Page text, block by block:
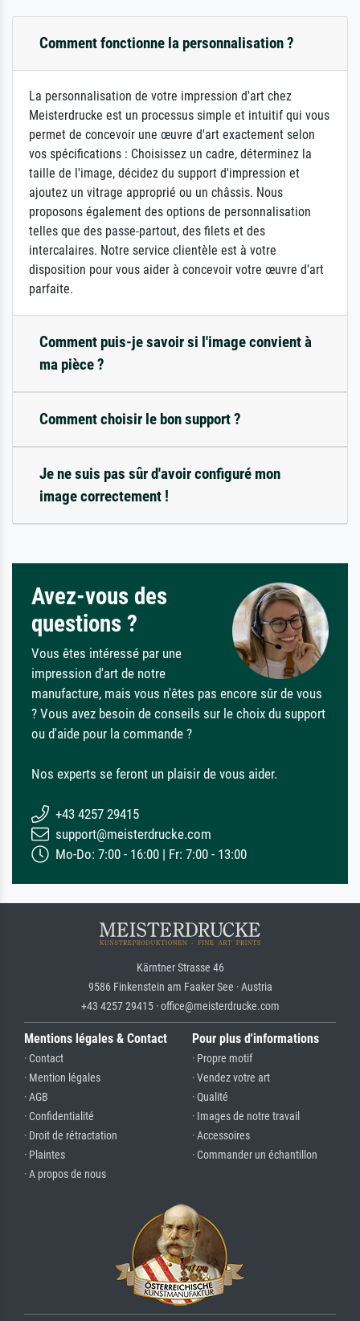
Comment fonctionne la personnalisation ?
La personnalisation de votre impression d'art chez
Meisterdrucke est un processus simple et intuitif qui vous
permet de concevoir une œuvre d'art exactement selon
vos spécifications : Choisissez un cadre, déterminez la
taille de l'image, décidez du support d'impression et
ajoutez un vitrage approprié ou un châssis. Nous
proposons également des options de personnalisation
telles que des passe-partout, des filets et des
intercalaires. Notre service clientèle est à votre
disposition pour vous aider à concevoir votre œuvre d'art
parfaite.
Comment puis-je savoir si l'image convient à
ma pièce ?
Comment choisir le bon support ?
Je ne suis pas sûr d'avoir configuré mon
image correctement !
Avez-vous des
questions ?
Vous êtes intéressé par une
impression d'art de notre
manufacture, mais vous n'êtes pas encore sûr de vous
? Vous avez besoin de conseils sur le choix du support
ou d'aide pour la commande ?
Nos experts se feront un plaisir de vous aider.
+43 4257 29415
support@meisterdrucke.com
Mo-Do: 7:00 - 16:00 | Fr: 7:00 - 13:00
Kärntner Strasse 46
9586 Finkenstein am Faaker See · Austria
+43 4257 29415 · office@meisterdrucke.com
Mentions légales & Contact
· Contact
· Mention légales
· AGB
· Confidentialité
· Droit de rétractation
· Plaintes
· A propos de nous
Pour plus d'informations
· Propre motif
· Vendez votre art
· Qualité
· Images de notre travail
· Accessoires
· Commander un échantillon